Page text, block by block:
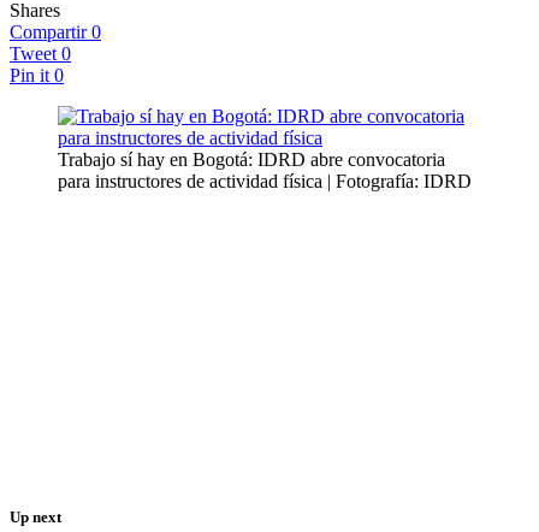
Shares
Compartir 0
Tweet 0
Pin it 0
Trabajo sí hay en Bogotá: IDRD abre convocatoria
para instructores de actividad física | Fotografía: IDRD
Up next